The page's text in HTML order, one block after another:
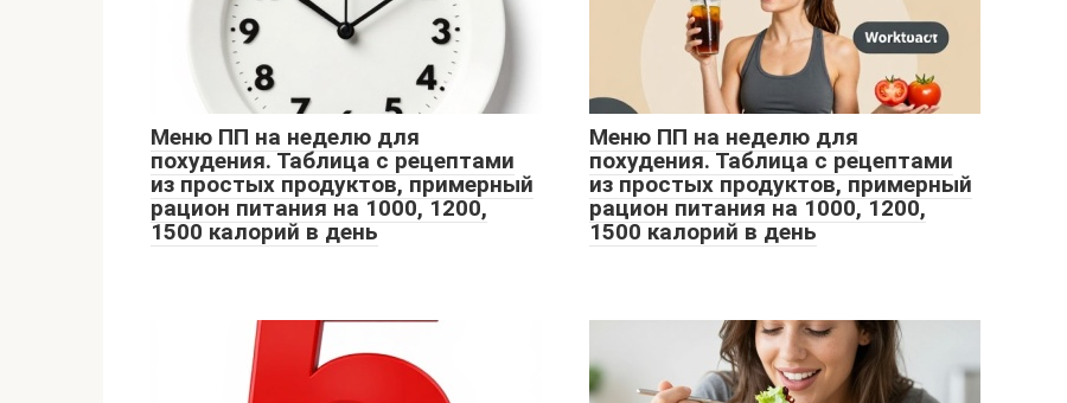
Меню ПП на неделю для
похудения. Таблица с рецептами
из простых продуктов, примерный
рацион питания на 1000, 1200,
1500 калорий в день
Меню ПП на неделю для
похудения. Таблица с рецептами
из простых продуктов, примерный
рацион питания на 1000, 1200,
1500 калорий в день